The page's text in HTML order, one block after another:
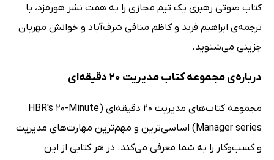
کتاب صوتی رهبری یک تیم مجازی را به همت نشر هورمزد، با
ترجمه‌ی ابراهیم فربد و کاظم منافی شرف‌آباد و خوانش مهربان
جزینی می‌شنوید.
درباره‌ی مجموعه کتاب مدیریت 20 دقیقه‌ای
مجموعه کتاب‌های مدیریت 20 دقیقه‌ای (HBR's 20-Minute
Manager series) اساسی‌ترین و مهم‌ترین مهارت‌های مدیریت
و کسب‌وکار را به شما معرفی می‌کند. در هر کتابی از این